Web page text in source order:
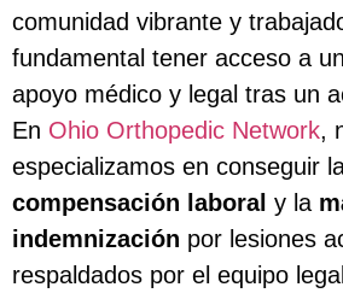
comunidad vibrante y
fundamental tener acceso a
apoyo médico y legal tras un
En Ohio Orthopedic Network,
especializamos en conseguir
compensación laboral y la
indemnización por lesiones
respaldados por el equipo